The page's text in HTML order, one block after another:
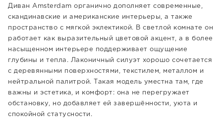
Диван Amsterdam органично дополняет современные,
скандинавские и американские интерьеры, а также
пространство с мягкой эклектикой. В светлой комнате он
работает как выразительный цветовой акцент, а в более
насыщенном интерьере поддерживает ощущение
глубины и тепла. Лаконичный силуэт хорошо сочетается
с деревянными поверхностями, текстилем, металлом и
нейтральной палитрой. Такая модель уместна там, где
важны и эстетика, и комфорт: она не перегружает
обстановку, но добавляет ей завершённости, уюта и
спокойной статусности.